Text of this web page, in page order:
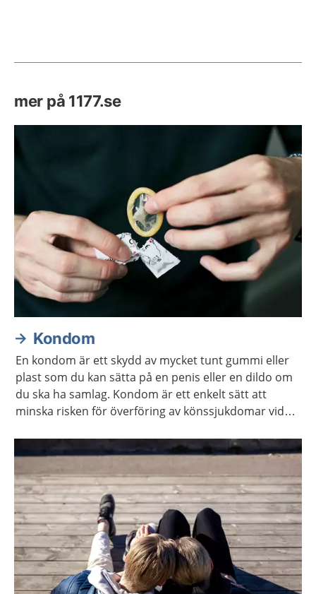
mer på 1177.se
Kondom
En kondom är ett skydd av mycket tunt gummi eller
plast som du kan sätta på en penis eller en dildo om
du ska ha samlag. Kondom är ett enkelt sätt att
minska risken för överföring av könssjukdomar vid
graviditet vid samlag som kan leda till graviditet.